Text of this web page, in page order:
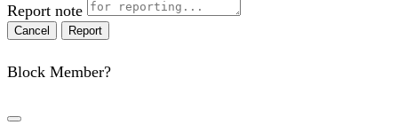
Report note
Report
Block Member?